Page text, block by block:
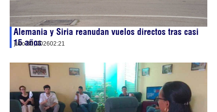
Alemania y Siria reanudan vuelos directos tras casi
15 años
julio 30, 202602:21